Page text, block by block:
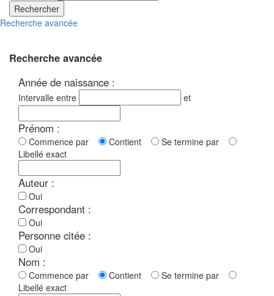
Rechercher
Recherche avancée
Recherche avancée
Année de naissance :
Intervalle entre et
Prénom :
Commence par Contient
Se termine par
Libellé exact
Auteur :
Oui
Correspondant :
Oui
Personne citée :
Oui
Nom :
Commence par Contient
Se termine par
Libellé exact